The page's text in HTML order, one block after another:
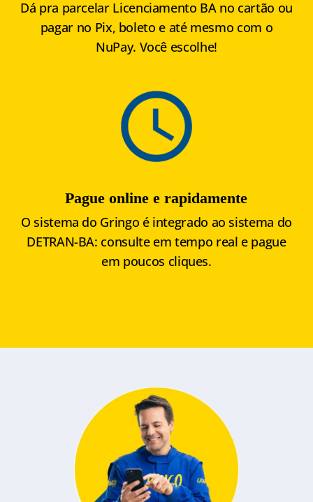
Dá pra parcelar Licenciamento BA no cartão ou
pagar no Pix, boleto e até mesmo com o
NuPay. Você escolhe!
Pague online e rapidamente
O sistema do Gringo é integrado ao sistema do
DETRAN-BA: consulte em tempo real e pague
em poucos cliques.